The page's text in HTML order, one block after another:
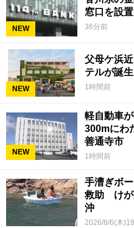
NEW
窓口を設置
36分前
NEW
父母ケ浜
テルが誕
1時間前
NEW
軽自動車
300mにわ
善通寺市
1時間前
手漕ぎボ
救助 けが
沖
2026/8/6(木